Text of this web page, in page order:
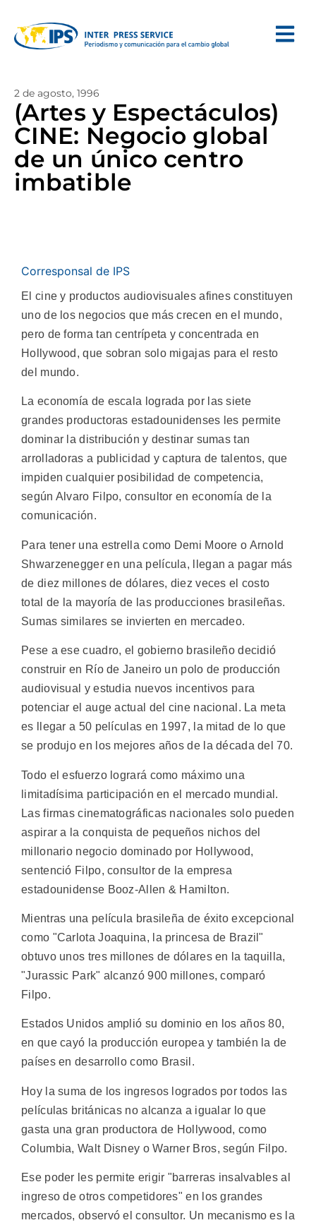
2 de agosto, 1996
(Artes y Espectáculos)
CINE: Negocio global
de un único centro
imbatible
Corresponsal de IPS
El cine y productos audiovisuales afines constituyen
uno de los negocios que más crecen en el mundo,
pero de forma tan centrípeta y concentrada en
Hollywood, que sobran solo migajas para el resto
del mundo.
La economía de escala lograda por las siete
grandes productoras estadounidenses les permite
dominar la distribución y destinar sumas tan
arrolladoras a publicidad y captura de talentos, que
impiden cualquier posibilidad de competencia,
según Alvaro Filpo, consultor en economía de la
comunicación.
Para tener una estrella como Demi Moore o Arnold
Shwarzenegger en una película, llegan a pagar más
de diez millones de dólares, diez veces el costo
total de la mayoría de las producciones brasileñas.
Sumas similares se invierten en mercadeo.
Pese a ese cuadro, el gobierno brasileño decidió
construir en Río de Janeiro un polo de producción
audiovisual y estudia nuevos incentivos para
potenciar el auge actual del cine nacional. La meta
es llegar a 50 películas en 1997, la mitad de lo que
se produjo en los mejores años de la década del 70.
Todo el esfuerzo logrará como máximo una
limitadísima participación en el mercado mundial.
Las firmas cinematográficas nacionales solo pueden
aspirar a la conquista de pequeños nichos del
millonario negocio dominado por Hollywood,
sentenció Filpo, consultor de la empresa
estadounidense Booz-Allen & Hamilton.
Mientras una película brasileña de éxito excepcional
como "Carlota Joaquina, la princesa de Brazil"
obtuvo unos tres millones de dólares en la taquilla,
"Jurassic Park" alcanzó 900 millones, comparó
Filpo.
Estados Unidos amplió su dominio en los años 80,
en que cayó la producción europea y también la de
países en desarrollo como Brasil.
Hoy la suma de los ingresos logrados por todos las
películas británicas no alcanza a igualar lo que
gasta una gran productora de Hollywood, como
Columbia, Walt Disney o Warner Bros, según Filpo.
Ese poder les permite erigir "barreras insalvables al
ingreso de otros competidores" en los grandes
mercados, observó el consultor. Un mecanismo es la